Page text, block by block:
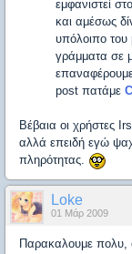
εμφανιστεί
και αμέσως
υπόλοιπο του
γράμματα σε
post πατάμε
Βέβαια οι χρήστες
αλλά επειδή εγώ
πληρότητας.
Loke
01 Μάρ 2009
Παρακαλουμε πολυ,